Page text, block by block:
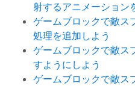
射するアニメーション
ゲームブロックで敵ス
処理を追加しよう
ゲームブロックで敵ス
すようにしよう
ゲームブロックで敵ス